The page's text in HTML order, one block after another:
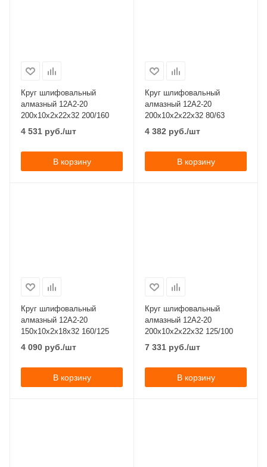
Круг шлифовальный
алмазный 12А2-20
200x10x2x22х32 200/160
4 531 руб./шт
В корзину
Круг шлифовальный
алмазный 12А2-20
200x10x2x22х32 80/63
4 382 руб./шт
В корзину
Круг шлифовальный
алмазный 12А2-20
150x10x2x18х32 160/125
4 090 руб./шт
В корзину
Круг шлифовальный
алмазный 12А2-20
200x10x2x22х32 125/100
7 331 руб./шт
В корзину